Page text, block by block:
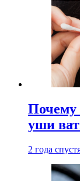
Почему
уши
2 года